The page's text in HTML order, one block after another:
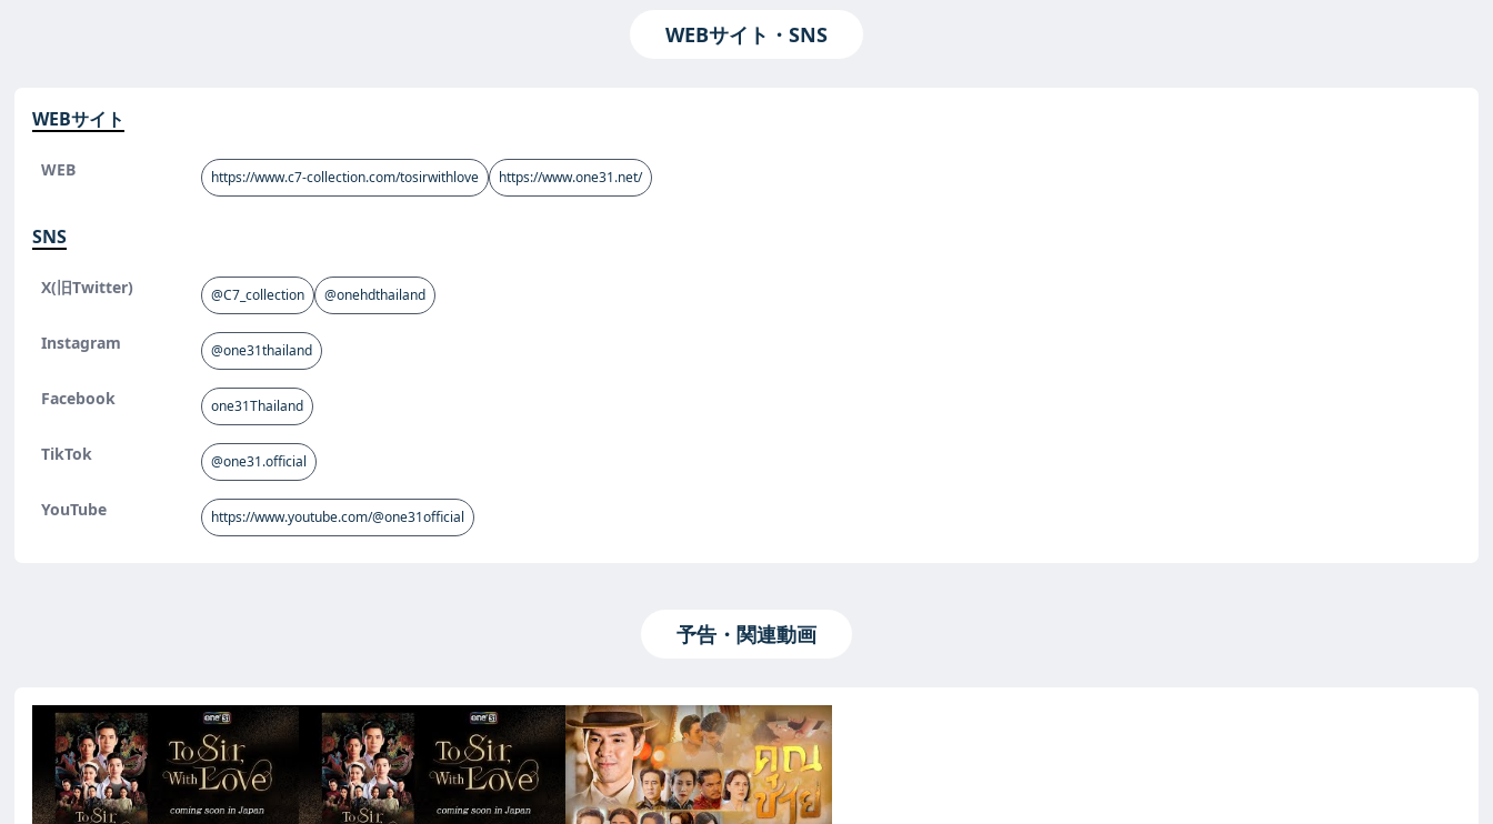
WEBサイト・SNS
WEBサイト
WEB https://www.c7-collection.com/tosirwithlove https://www.one31.net/
SNS
X(旧Twitter) @C7_collection @onehdthailand
Instagram @one31thailand
Facebook one31Thailand
TikTok @one31.official
YouTube https://www.youtube.com/@one31official
予告・関連動画